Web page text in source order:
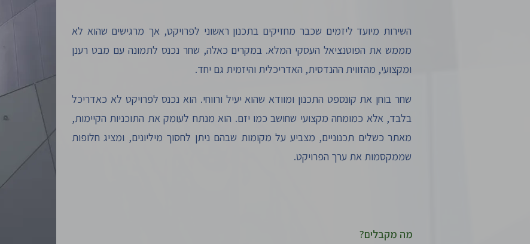
השירות מיועד ליזמים שכבר מחזיקים בתכנון ראשוני לפרויקט, אך מרגישים שהוא לא
מממש את הפוטנציאל העסקי המלא. במקרים כאלה, שחר נכנס לתמונה עם מבט רענן
ומקצועי, מהזווית ההנדסית, האדריכלית והיזמית גם יחד.
שחר בוחן את קונספט התכנון ומוודא שהוא יעיל ורווחי. הוא נכנס לפרויקט לא כאדריכל
בלבד, אלא כמומחה מקצועי שחושב כמו יזם. הוא מנתח לעומק את התוכניות הקיימות,
מאתר כשלים תכנוניים, מצביע על מקומות שבהם ניתן לחסוך מיליונים, ומציג חלופות
שממקסמות את ערך הפרויקט.
מה מקבלים?